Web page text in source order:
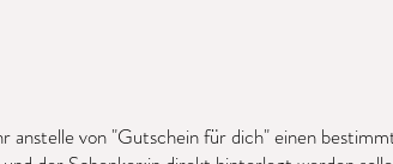
anstelle von "Gutschein für dich" einen